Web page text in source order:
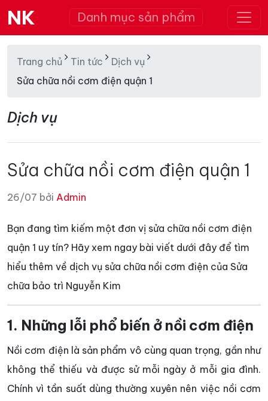
NK Danh mục sản phẩm
Trang chủ Tin tức
Dịch vụ
Sửa chữa nồi cơm điện quận 1
Dịch vụ
Sửa chữa nồi cơm điện quận 1
26/07 bởi Admin
Bạn đang tìm kiếm một đơn vị sửa chữa nồi cơm điện
quận 1 uy tín? Hãy xem ngay bài viết dưới đây để tìm
hiểu thêm về dịch vụ sửa chữa nồi cơm điện của Sửa
chữa bảo trì Nguyễn Kim
1. Những lỗi phổ biến ở nồi cơm điện
Nồi cơm điện là sản phẩm vô cùng quan trọng, gần như
không thể thiếu và được sử mỗi ngày ở mỗi gia đình.
Chính vì tần suất dùng thường xuyên nên việc nồi cơm